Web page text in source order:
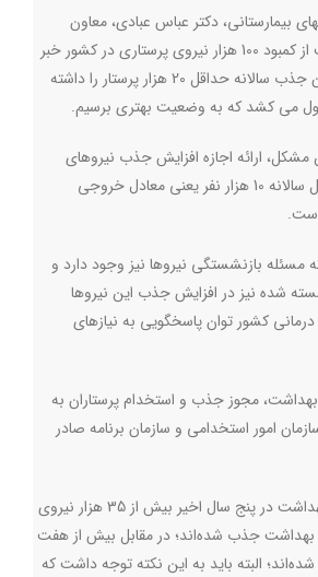
بیمارستانی، دکتر عباس عبادی، معاون
پرستاری وزارت بهداشت از کمبود 100 هزار نیروی پرستاری در کشور خبر
داده و می‌گوید: اگر توان جذب سالانه حداقل 20 هزار پرستار را داشته
.
مشکل، ارائه اجازه افزایش جذب نیروهای
پرستاری به میزان حداقل سالانه 10 هزار نفر یعنی معادل خروجی
.
مسئله بازنشستگی نیروها نیز وجود دارد و
شده نیز در افزایش جذب این نیروها
کشور توان پاسخگویی به نیازهای
بهداشت، مجوز جذب و استخدام پرستاران به
امور استخدامی و سازمان برنامه صادر
بر اساس اعلام وزارت بهداشت در پنج سال اخیر بیش از 35 هزار نیروی
بهداشت جذب شده‌اند؛ در مقابل بیش از هفت
البته باید به این نکته توجه داشت که